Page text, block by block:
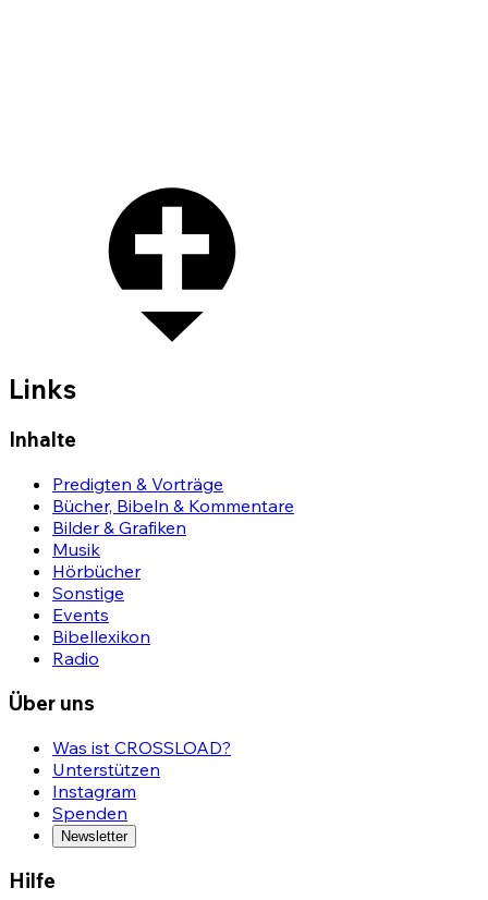
Links
Inhalte
Predigten & Vorträge
Bücher, Bibeln & Kommentare
Bilder & Grafiken
Musik
Hörbücher
Sonstige
Events
Bibellexikon
Radio
Über uns
Was ist CROSSLOAD?
Unterstützen
Instagram
Spenden
Newsletter
Hilfe